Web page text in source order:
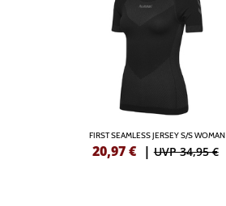
FIRST SEAMLESS JERSEY S/S WOMAN
20,97€ |UVP 34,95 €